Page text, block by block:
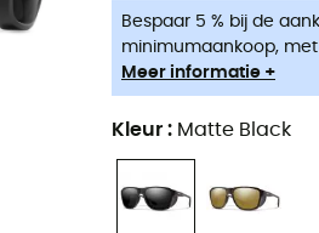
Bespaar 5 % bij de
minimumaankoop,
Meer informatie +
Kleur : Matte Black